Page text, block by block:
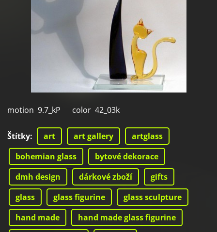
motion 9.7_kP color 42_03k
Štítky: art art gallery
artglass
bohemian glass
bytové dekorace
dmh design
dárkové zboží
gifts
glass
glass figurine
glass sculpture
hand made
hand made glass figurine